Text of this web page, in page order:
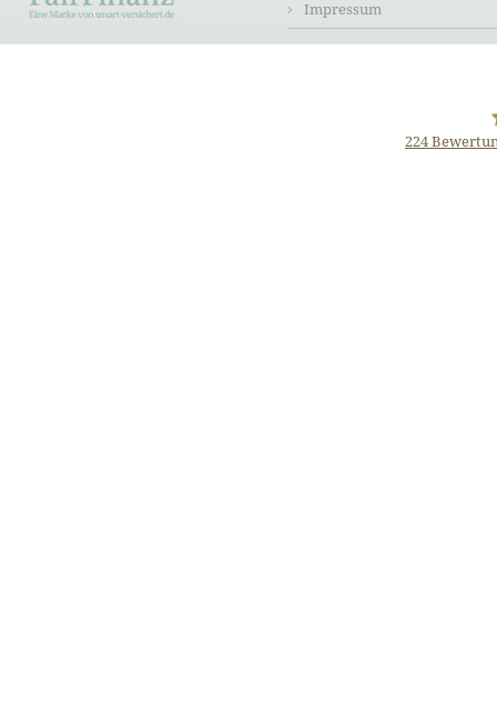
Impressum
224